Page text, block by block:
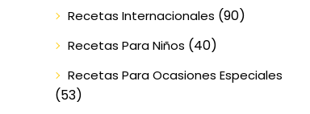
Recetas Internacionales (90)
Recetas Para Niños (40)
Recetas Para Ocasiones Especiales
(53)